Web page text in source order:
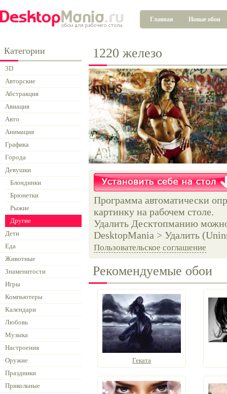
Главная Новые обои
Категории
3D
Авторские
Абстракция
Авиация
Авто
Анимация
Графика
Города
Девушки
Блондинки
Брюнетки
Рыжие
Другие
Дети
Еда
Животные
Знаменитости
Игры
Компьютеры
Календари
Любовь
Музыка
Настроения
Оружие
Праздники
Прикольные
1220 железо
Программа автоматически
картинку на рабочем столе.
Удалить Десктопманию
DesktopMania > Удалить
Пользовательское соглашение
Рекомендуемые обои
Геката